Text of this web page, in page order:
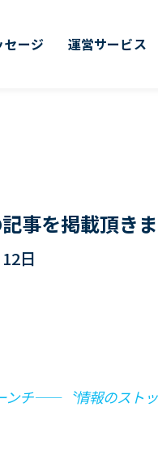
セージ 運営サービス
事を掲載頂き
日
ンチ——〝情報のスト